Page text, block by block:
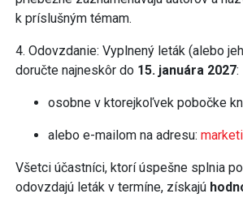
k príslušným témam.
4. Odovzdanie: Vyplnený leták (alebo
doručte najneskôr do 15. januára 2027:
osobne v ktorejkoľvek pobočke
alebo e-mailom na adresu:
Všetci účastníci, ktorí úspešne splnia
odovzdajú leták v termíne, získajú